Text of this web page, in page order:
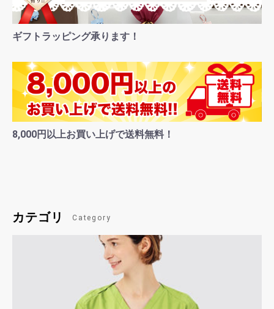
お買い物を続ける カートへ進む
ギフトラッピング承ります！
8,000円以上お買い上げで送料無料！
カテゴリ Category